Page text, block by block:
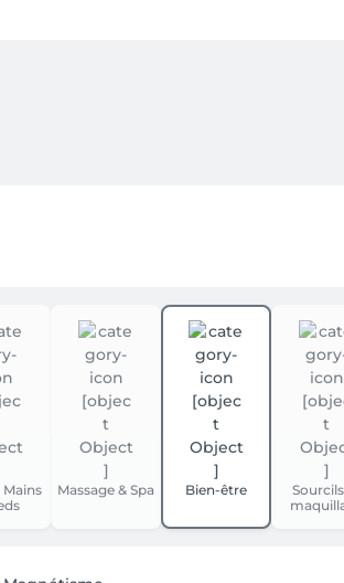
à partir de plantes cultivées en
est une marque française de
Engagée dans une démarche
en nutriments et offrir des soins
vitamines et d’antioxydants pour
ses textures sensorielles et ses
Oden propose des soins d’exception,
Mains
Massage & Spa Bien-être